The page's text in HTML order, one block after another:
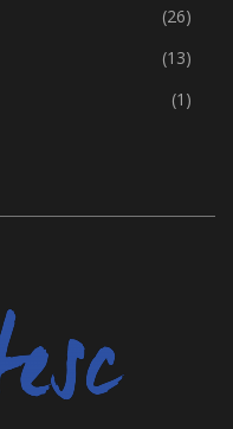
(26)
(13)
(1)